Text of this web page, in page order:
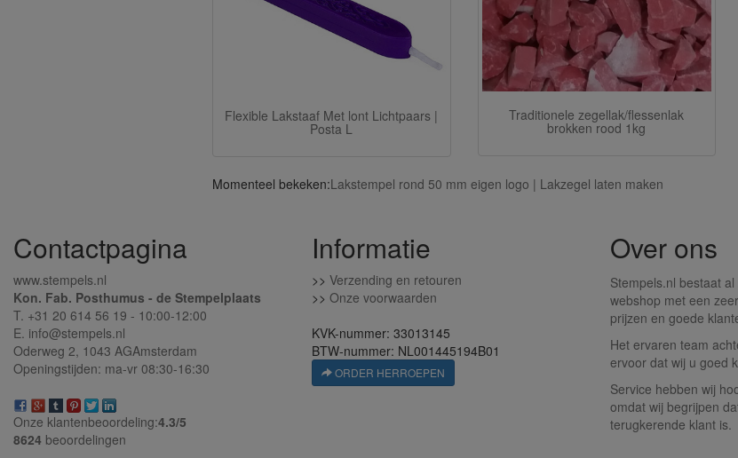
Flexible Lakstaaf Met lont Lichtpaars |
Posta L
Traditionele zegellak/flessenlak
brokken rood 1kg
Momenteel bekeken:Lakstempel rond 50 mm eigen logo | Lakzegel laten maken
Contactpagina
www.stempels.nl
Kon. Fab. Posthumus - de Stempelplaats
T. +31 20 614 56 19 - 10:00-12:00
E. info@stempels.nl
Oderweg 2, 1043 AGAmsterdam
Openingstijden: ma-vr 08:30-16:30
Onze klantenbeoordeling:4.3/5
8624 beoordelingen
Informatie
>> Verzending en retouren
>> Onze voorwaarden
KVK-nummer: 33013145
BTW-nummer: NL001445194B01
ORDER HERROEPEN
Over ons
Stempels.nl bestaat
webshop met een
prijzen en goede
Het ervaren team
ervoor dat wij u goed
Service hebben wij
omdat wij begrijpen
terugkerende klant is.